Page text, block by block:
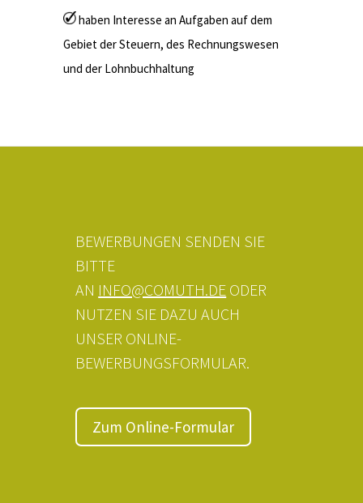
haben Interesse an Aufgaben auf dem
Gebiet der Steuern, des Rechnungswesen
und der Lohnbuchhaltung
BEWERBUNGEN SENDEN SIE
BITTE
AN INFO@COMUTH.DE ODER
NUTZEN SIE DAZU AUCH
UNSER ONLINE-
BEWERBUNGSFORMULAR.
Zum Online-Formular